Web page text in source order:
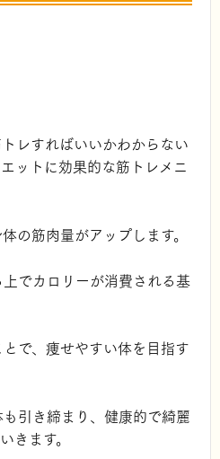
レすればいいかわからない
ットに効果的な筋トレメニ
の筋肉量がアップします。
でカロリーが消費される基
で、痩せやすい体を目指す
引き締まり、健康的で綺麗
きます。